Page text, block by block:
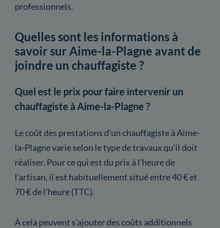
professionnels.
Quelles sont les informations à
savoir sur Aime-la-Plagne avant de
joindre un chauffagiste ?
Quel est le prix pour faire intervenir un
chauffagiste à Aime-la-Plagne ?
Le coût des prestations d'un chauffagiste à Aime-
la-Plagne varie selon le type de travaux qu'il doit
réaliser. Pour ce qui est du prix à l'heure de
l'artisan, il est habituellement situé entre 40 € et
70 € de l'heure (TTC).
À cela peuvent s'ajouter des coûts additionnels